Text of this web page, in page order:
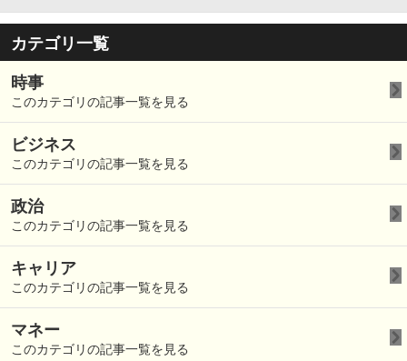
カテゴリ一覧
時事
このカテゴリの記事一覧を見る
ビジネス
このカテゴリの記事一覧を見る
政治
このカテゴリの記事一覧を見る
キャリア
このカテゴリの記事一覧を見る
マネー
このカテゴリの記事一覧を見る